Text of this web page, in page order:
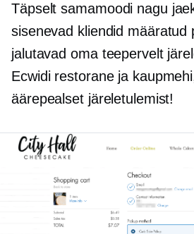
Täpselt samamoodi nagu
sisenevad kliendid määratud
jalutavad oma teepervelt
Ecwidi restorane ja
äärepealset järeletulemist!